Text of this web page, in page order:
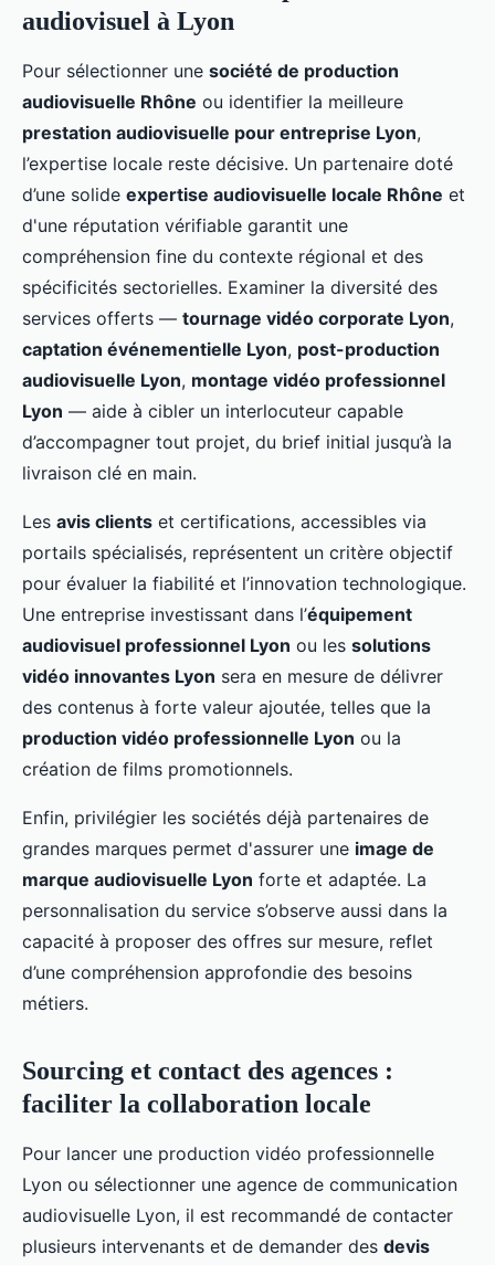
audiovisuel à Lyon
Pour sélectionner une société de production
audiovisuelle Rhône ou identifier la meilleure
prestation audiovisuelle pour entreprise Lyon,
l’expertise locale reste décisive. Un partenaire doté
d’une solide expertise audiovisuelle locale Rhône et
d'une réputation vérifiable garantit une
compréhension fine du contexte régional et des
spécificités sectorielles. Examiner la diversité des
services offerts — tournage vidéo corporate Lyon,
captation événementielle Lyon, post-production
audiovisuelle Lyon, montage vidéo professionnel
Lyon — aide à cibler un interlocuteur capable
d’accompagner tout projet, du brief initial jusqu’à la
livraison clé en main.
Les avis clients et certifications, accessibles via
portails spécialisés, représentent un critère objectif
pour évaluer la fiabilité et l’innovation technologique.
Une entreprise investissant dans l’équipement
audiovisuel professionnel Lyon ou les solutions
vidéo innovantes Lyon sera en mesure de délivrer
des contenus à forte valeur ajoutée, telles que la
production vidéo professionnelle Lyon ou la
création de films promotionnels.
Enfin, privilégier les sociétés déjà partenaires de
grandes marques permet d'assurer une image de
marque audiovisuelle Lyon forte et adaptée. La
personnalisation du service s’observe aussi dans la
capacité à proposer des offres sur mesure, reflet
d’une compréhension approfondie des besoins
métiers.
Sourcing et contact des agences :
faciliter la collaboration locale
Pour lancer une production vidéo professionnelle
Lyon ou sélectionner une agence de communication
audiovisuelle Lyon, il est recommandé de contacter
plusieurs intervenants et de demander des devis